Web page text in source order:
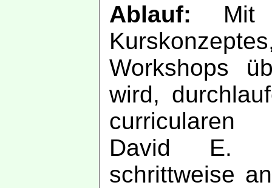
Ablauf: Mit
Workshops
wird,
curricularen
David E.
schrittweise